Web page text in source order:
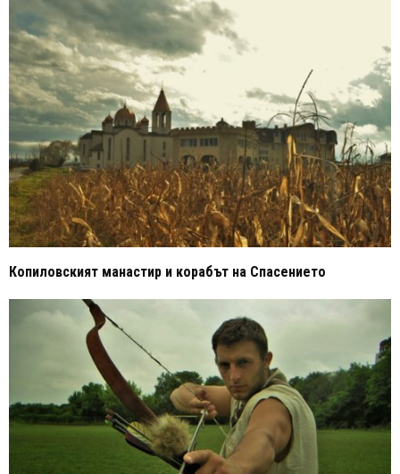
Копиловският манастир и корабът на Спасението